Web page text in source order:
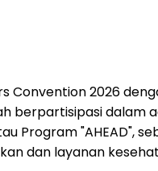
Convention 2026
berpartisipasi dalam
Program "AHEAD",
dan layanan